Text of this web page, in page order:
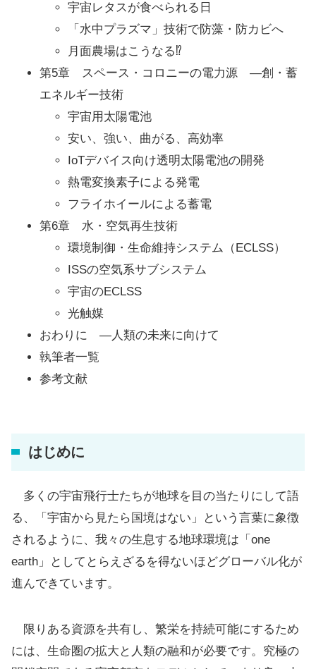
宇宙レタスが食べられる日
「水中プラズマ」技術で防藻・防カビへ
月面農場はこうなる⁉
第5章 スペース・コロニーの電力源 ―創・蓄
エネルギー技術
宇宙用太陽電池
安い、強い、曲がる、高効率
IoTデバイス向け透明太陽電池の開発
熱電変換素子による発電
フライホイールによる蓄電
第6章 水・空気再生技術
環境制御・生命維持システム（ECLSS）
ISSの空気系サブシステム
宇宙のECLSS
光触媒
おわりに ―人類の未来に向けて
執筆者一覧
参考文献
はじめに
多くの宇宙飛行士たちが地球を目の当たりにして語
る、「宇宙から見たら国境はない」という言葉に象徴
されるように、我々の生息する地球環境は「one
earth」としてとらえざるを得ないほどグローバル化が
進んできています。
限りある資源を共有し、繁栄を持続可能にするため
には、生命圏の拡大と人類の融和が必要です。究極の